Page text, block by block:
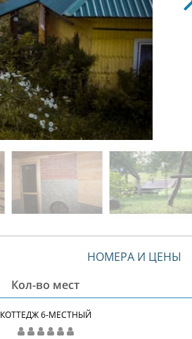
НОМЕРА И ЦЕНЫ
Кол-во мест
КОТТЕДЖ 6-МЕСТНЫЙ